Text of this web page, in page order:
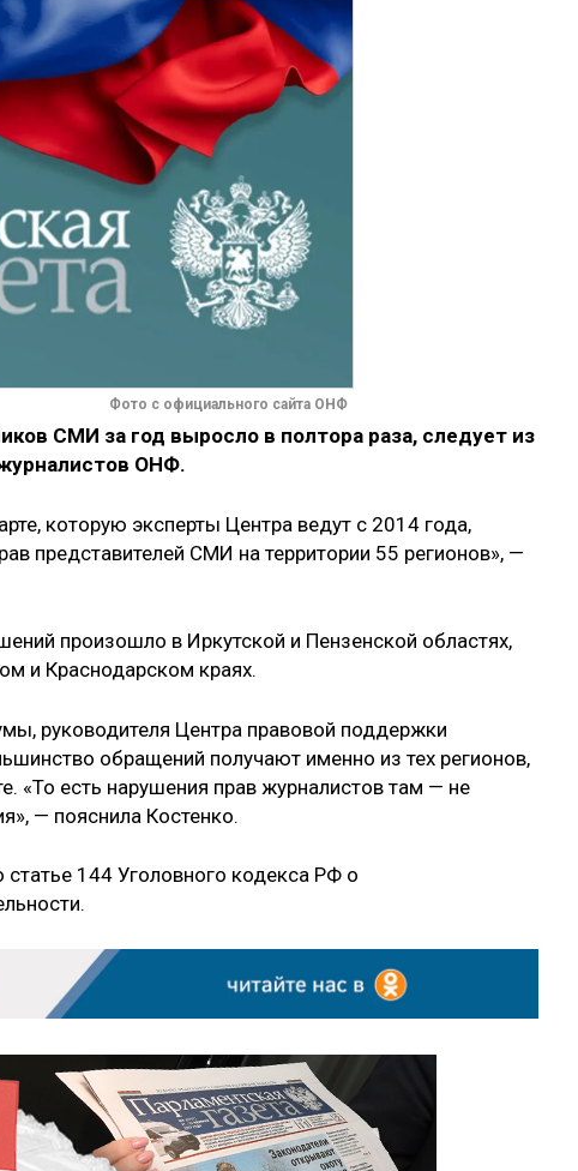
Фото с официального сайта ОНФ
СМИ за год выросло в полтора раза, следует из
ОНФ.
которую эксперты Центра ведут с 2014 года,
представителей СМИ на территории 55 регионов», —
произошло в Иркутской и Пензенской областях,
и Краснодарском краях.
руководителя Центра правовой поддержки
обращений получают именно из тех регионов,
«То есть нарушения прав журналистов там — не
— пояснила Костенко.
144 Уголовного кодекса РФ о